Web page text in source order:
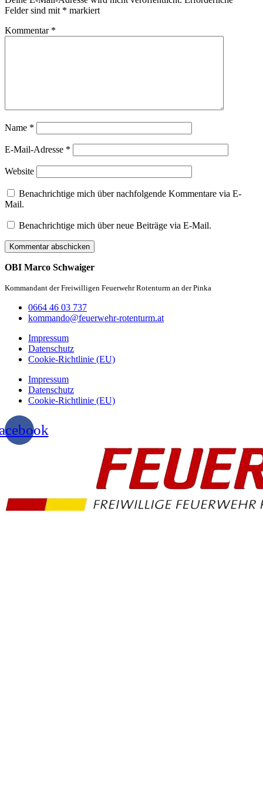
Felder sind mit * markiert
Kommentar *
Name *
E-Mail-Adresse *
Website
Benachrichtige mich über nachfolgende Kommentare via E-
Mail.
Benachrichtige mich über neue Beiträge via E-Mail.
OBI Marco Schwaiger
Kommandant der Freiwilligen Feuerwehr Rotenturm an der Pinka
0664 46 03 737
kommando@feuerwehr-rotenturm.at
Impressum
Datenschutz
Cookie-Richtlinie (EU)
Impressum
Datenschutz
Cookie-Richtlinie (EU)